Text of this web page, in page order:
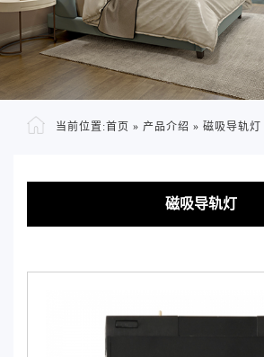
当前位置:首页 » 产品介绍 » 磁吸导轨灯
磁吸导轨灯